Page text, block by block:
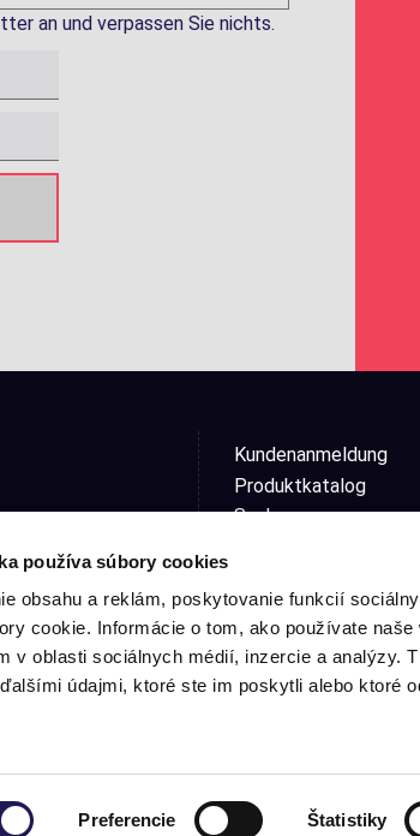
používa súbory cookies
obsahu a reklám, poskytovanie funkcií
cookie. Informácie o tom, ako používate
v oblasti sociálnych médií, inzercie a analýzy.
údajmi, ktoré ste im poskytli alebo ktoré
Preferencie Štatistiky
an und verpassen Sie nichts.
Kundenanmeldung
Produktkatalog
Suche
Beschwerdeformular
Datenschutzerklärung
Cookie-Einstellungen